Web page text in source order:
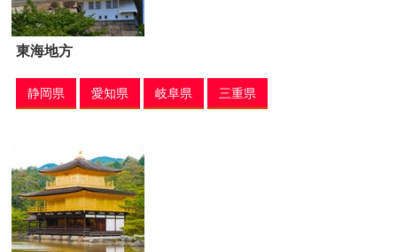
東海地方
静岡県 愛知県 岐阜県 三重県